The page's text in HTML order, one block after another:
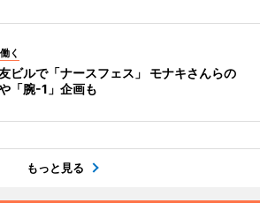
く
ビルで「ナースフェス」 モナキさんらの
「腕-1」企画も
もっと見る